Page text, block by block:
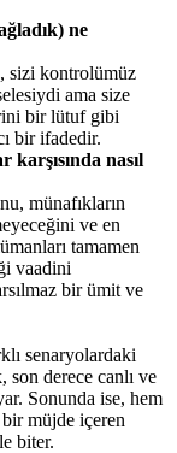
ne
sizi kontrolümüz
ama size
bir lütuf gibi
bir ifadedir.
nasıl
münafıkların
ve en
tamamen
vaadini
bir ümit ve
senaryolardaki
son derece canlı ve
Sonunda ise, hem
müjde içeren
biter.